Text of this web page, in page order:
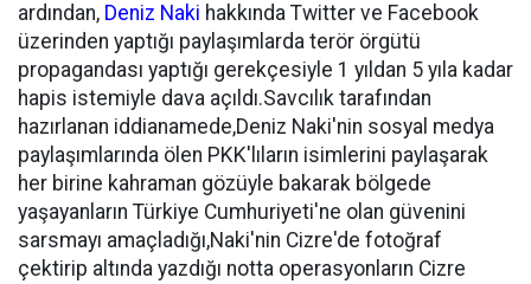
ardından, Deniz Naki hakkında Twitter ve Facebook
üzerinden yaptığı paylaşımlarda terör örgütü
propagandası yaptığı gerekçesiyle 1 yıldan 5 yıla kadar
hapis istemiyle dava açıldı.Savcılık tarafından
hazırlanan iddianamede,Deniz Naki'nin sosyal medya
paylaşımlarında ölen PKK'lıların isimlerini paylaşarak
her birine kahraman gözüyle bakarak bölgede
yaşayanların Türkiye Cumhuriyeti'ne olan güvenini
sarsmayı amaçladığı,Naki'nin Cizre'de fotoğraf
çektirip altında yazdığı notta operasyonların Cizre